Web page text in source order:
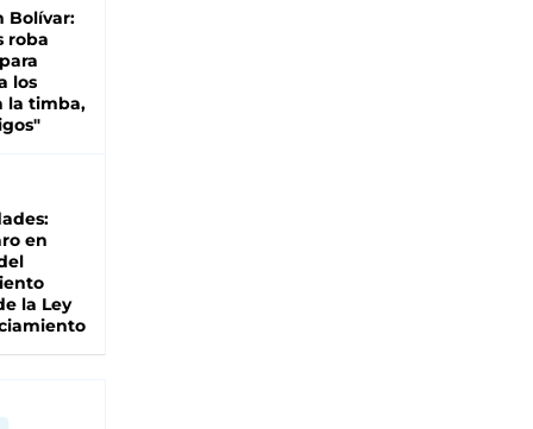
Bolívar:
roba
los
la timba,
en
la Ley